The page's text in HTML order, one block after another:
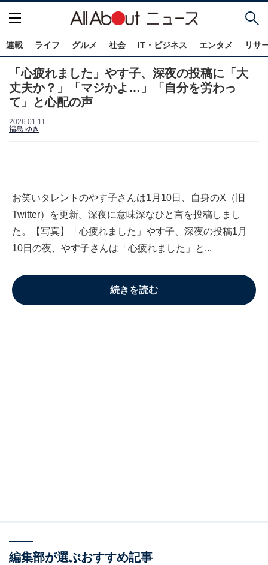
連載 ライフ グルメ 社会 IT・ビジネス エンタメ リサ
「心疲れました」やす子、深夜の投稿に「大
丈夫か？」「マジかよ…」「自分を労わっ
て」と心配の声
2026.01.11
福島 ゆき
お笑いタレントのやす子さんは1月10日、自身のX（旧
Twitter）を更新。深夜に意味深なひと言を投稿しまし
た。【写真】「心疲れました」やす子、深夜の投稿1月
10日の夜、やす子さんは「心疲れました」と...
続きを読む
編集部が選ぶおすすめ記事